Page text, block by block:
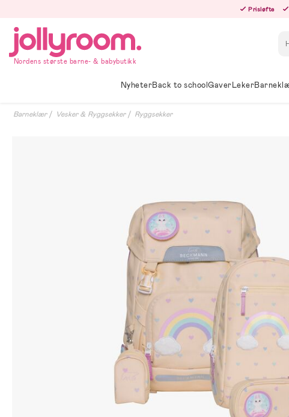
innehållet
Prisløfte
Nordens største barne- & babybutikk
NyheterBack to schoolGaverLeker
Barneklær Vesker & Ryggsekker Ryggsekker